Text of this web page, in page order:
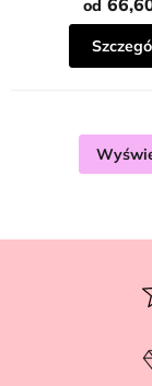
5
od